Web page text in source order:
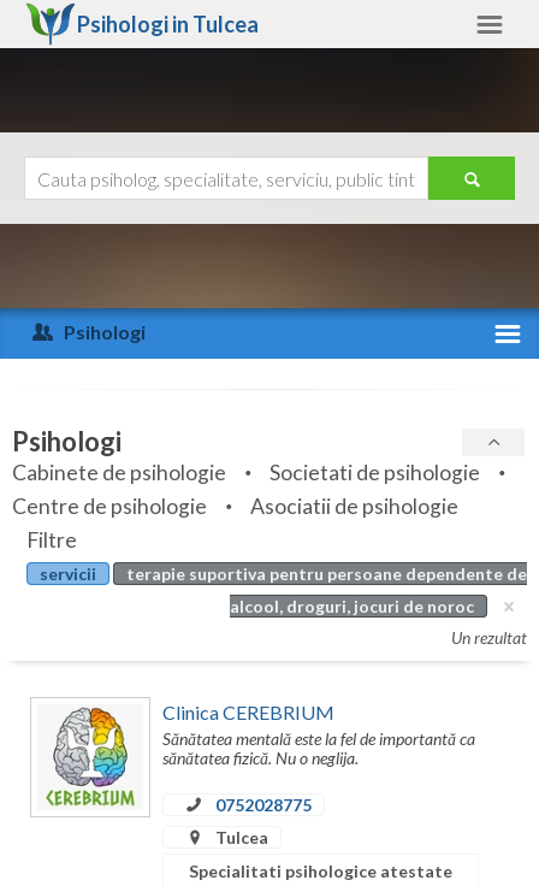
Psihologi in Tulcea
Arad
Arges
Bihor
Bistrita-Nasaud
Botosani
Bucuresti
Buzau
Calarasi
Ajutor
Psihologi
Specialitati
Servicii
Articole
Evenimente
Psihologi
Cabinete de psihologie
Societati de psihologie
Centre de psihologie
Asociatii de psihologie
Filtre
servicii
terapie suportiva pentru persoane dependente de
alcool, droguri, jocuri de noroc
Un rezultat
Clinica CEREBRIUM
Sănătatea mentală este la fel de importantă ca
sănătatea fizică. Nu o neglija.
0752028775
Tulcea
Specialitati psihologice atestate